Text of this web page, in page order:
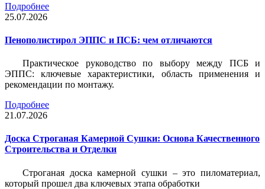
Подробнее
25.07.2026
Пенополистирол ЭППС и ПСБ: чем отличаются
Практическое руководство по выбору между ПСБ и
ЭППС: ключевые характеристики, область применения и
рекомендации по монтажу.
Подробнее
21.07.2026
Доска Строганая Камерной Сушки: Основа Качественного
Строительства и Отделки
Строганая доска камерной сушки – это пиломатериал,
который прошел два ключевых этапа обработки